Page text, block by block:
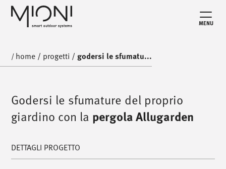
MENU
/home / progetti /godersi le sfumatu...
Godersi le sfumature del proprio
giardino con la pergola Allugarden
DETTAGLI PROGETTO